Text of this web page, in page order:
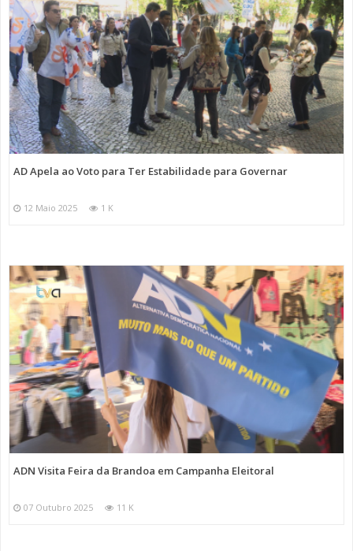
AD Apela ao Voto para Ter Estabilidade para Governar
12 Maio 2025 1 K
ADN Visita Feira da Brandoa em Campanha Eleitoral
07 Outubro 2025 11 K